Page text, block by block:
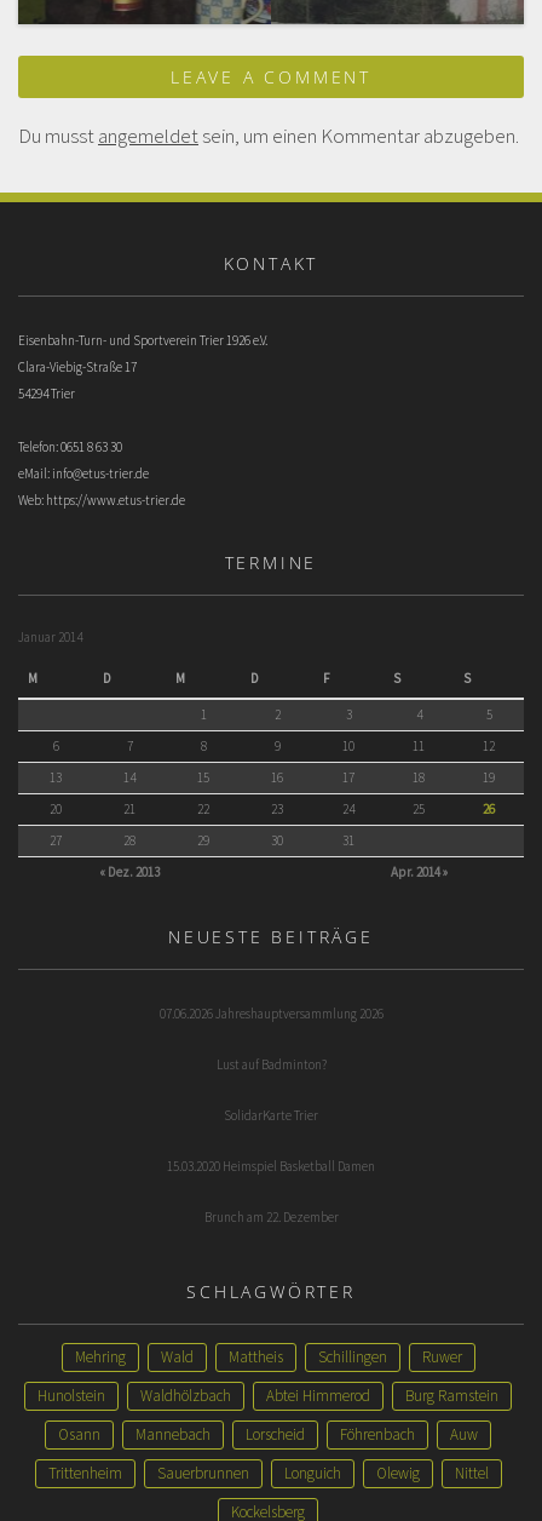
LEAVE A COMMENT
Du musstangemeldetsein, um einen Kommentar abzugeben.
KONTAKT
Eisenbahn-Turn- und Sportverein Trier 1926 e.V.
Clara-Viebig-Straße 17
54294 Trier
Telefon: 0651 8 63 30
eMail: info@etus-trier.de
Web: https://www.etus-trier.de
TERMINE
Januar 2014
M D M D F S S
« Dez. 2013 Apr. 2014 »
1 2 3 4
5
6
7 8 9 10 11
12
13
14 15 16 17 18
19
20
21 22 23 24 25
26
27
28 29 30 31
NEUESTE BEITRÄGE
07.06.2026 Jahreshauptversammlung 2026
Lust auf Badminton?
SolidarKarte Trier
15.03.2020 Heimspiel Basketball Damen
Brunch am 22. Dezember
SCHLAGWÖRTER
Mehring Wald Mattheis Schillingen
Ruwer
Hunolstein
Waldhölzbach Abtei Himmerod
Burg Ramstein
Osann
Mannebach Lorscheid Föhrenbach
Auw
Trittenheim
Sauerbrunnen Longuich Olewig
Nittel
Kockelsberg